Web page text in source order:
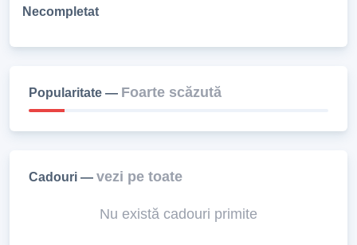
Necompletat
Popularitate — Foarte scăzută
Cadouri — vezi pe toate
Nu există cadouri primite